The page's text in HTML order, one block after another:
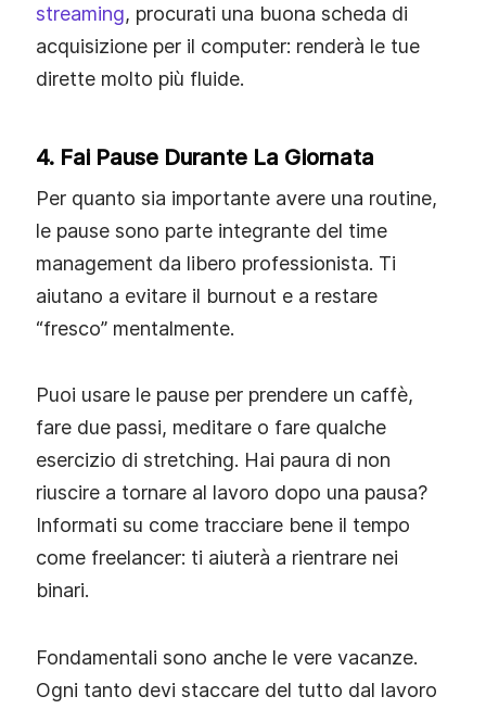
streaming, procurati una buona scheda di
acquisizione per il computer: renderà le tue
dirette molto più fluide.
4. Fai Pause Durante La Giornata
Per quanto sia importante avere una routine,
le pause sono parte integrante del time
management da libero professionista. Ti
aiutano a evitare il burnout e a restare
“fresco” mentalmente.
Puoi usare le pause per prendere un caffè,
fare due passi, meditare o fare qualche
esercizio di stretching. Hai paura di non
riuscire a tornare al lavoro dopo una pausa?
Informati su come tracciare bene il tempo
come freelancer: ti aiuterà a rientrare nei
binari.
Fondamentali sono anche le vere vacanze.
Ogni tanto devi staccare del tutto dal lavoro